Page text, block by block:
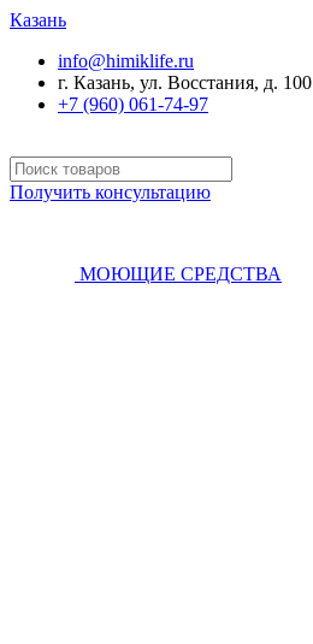
Казань
info@himiklife.ru
г. Казань, ул. Восстания, д. 100
+7 (960) 061-74-97
Получить консультацию
МОЮЩИЕ СРЕДСТВА